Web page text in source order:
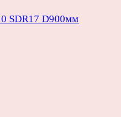
SDR17 D900мм